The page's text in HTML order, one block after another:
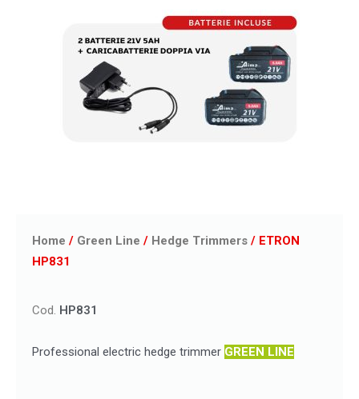
Home / Green Line / Hedge Trimmers / ETRON
HP831
Cod. HP831
Professional electric hedge trimmer GREEN LINE